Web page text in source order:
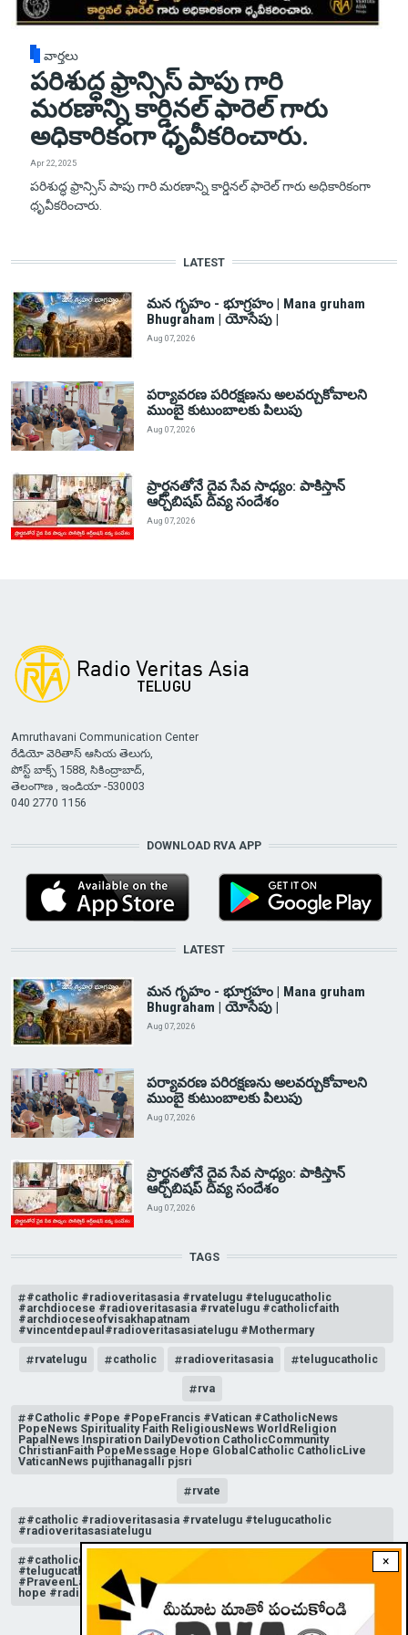
వార్తలు
పరిశుద్ధ ఫ్రాన్సిస్ పాపు గారి
మరణాన్ని కార్డినల్ ఫారెల్ గారు
అధికారికంగా ధృవీకరించారు.
Apr 22, 2025
పరిశుద్ధ ఫ్రాన్సిస్ పాపు గారి మరణాన్ని కార్డినల్ ఫారెల్ గారు అధికారికంగా
ధృవీకరించారు.
LATEST
మన గృహం - భూగ్రహం | Mana gruham
Bhugraham | యోసేపు |
Aug 07, 2026
పర్యావరణ పరిరక్షణను అలవర్చుకోవాలని
ముంబై కుటుంబాలకు పిలుపు
Aug 07, 2026
ప్రార్థనతోనే దైవ సేవ సాధ్యం: పాకిస్తాన్‌
ఆర్చ్‌బిషప్ దివ్య సందేశం
Aug 07, 2026
×
Amruthavani Communication Center
రేడియో వెరితాస్ ఆసియ తెలుగు,
పోస్ట్ బాక్స్ 1588, సికింద్రాబాద్,
తెలంగాణ , ఇండియా -530003
040 2770 1156
DOWNLOAD RVA APP
LATEST
మన గృహం - భూగ్రహం | Mana gruham
Bhugraham | యోసేపు |
Aug 07, 2026
పర్యావరణ పరిరక్షణను అలవర్చుకోవాలని
ముంబై కుటుంబాలకు పిలుపు
Aug 07, 2026
ప్రార్థనతోనే దైవ సేవ సాధ్యం: పాకిస్తాన్‌
ఆర్చ్‌బిషప్ దివ్య సందేశం
Aug 07, 2026
TAGS
#catholic #radioveritasasia #rvatelugu #telugucatholic
#archdiocese #radioveritasasia #rvatelugu #catholicfaith
#archdioceseofvisakhapatnam
#vincentdepaul#radioveritasasiatelugu #Mothermary
rvatelugu catholic radioveritasasia telugucatholic
rva
#Catholic #Pope #PopeFrancis #Vatican #CatholicNews
PopeNews Spirituality Faith ReligiousNews WorldReligion
PapalNews Inspiration DailyDevotion CatholicCommunity
ChristianFaith PopeMessage Hope GlobalCatholic CatholicLive
VaticanNews pujithanagalli pjsri
rvate
#catholic #radioveritasasia #rvatelugu #telugucatholic
#radioveritasasiatelugu
#catholicchurchnews #catholictelugu #telugucatholic
#telugucatholicchurch #radioveritasasia #rvatelugu
#PraveenLakkisetti #reflection #advent #christmas #messageof
hope #radioveritas #rvatelugu #viral #insta